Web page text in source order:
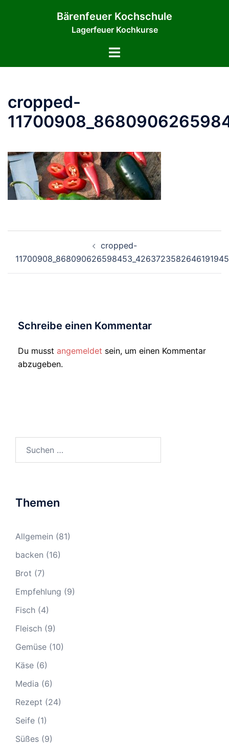
Bärenfeuer Kochschule
Lagerfeuer Kochkurse
Menü
cropped-
cropped-
Schreibe einen Kommentar
Du musst angemeldet sein, um einen Kommentar
abzugeben.
Themen
Allgemein (81)
backen (16)
Brot (7)
Empfehlung (9)
Fisch (4)
Fleisch (9)
Gemüse (10)
Käse (6)
Media (6)
Rezept (24)
Seife (1)
Süßes (9)